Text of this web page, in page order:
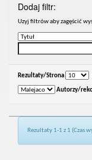
Dodaj filtr:
Uzyj filtrów aby zagęścić
Rezultaty/Strona
Autorzy/
Rezultaty 1-1 z 1 (Czas